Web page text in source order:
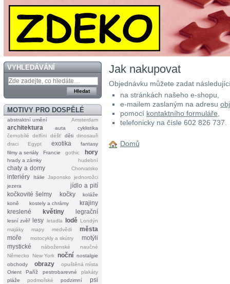
VYHLEDÁVÁNÍ
MOTIVY PRO DOSPĚLÉ
abstraktní umění Amsterdam
architektura auta
cyklistika
černobílé
delfíni déšť děti dinosauři
draci
Egypt exotika
fantasy
filmy a seriály
Francie gothic hory
hrady a zámky hudební
chaty a domy Chorvatsko
interiéry Itálie Japonsko
jednorožci
jezera
jídlo a pití
kočkovité šelmy
kočky
koláže
koně
kostely a chrámy
krajiny
kreslené
květiny legrační
lesní zvěř lesy letadla lodě Londýn
majáky
mapy medvědi
města
moře
motocykly a skútry
motýli
mystické
náboženské
naučné
Německo
New York noční nostalgie
obchody
obrazy
opuštěná místa
Orient
Paříž pestrobarevné
plakáty
pláže
podmořské podzimní
psi
Jak nakupovat
Objednávku můžete zadat
na stránkách našeho e‐shopu,
e‐mailem zaslaným na adresu
pomocí kontaktního formuláře,
telefonicky na čísle 602 826 737.
Domů